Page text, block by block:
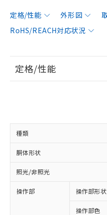
定格/性能 外形図
RoHS/REACH対応状況
定格/性能
種類
胴体形状
照光/非照光
操作部 操作部形状
操作部色